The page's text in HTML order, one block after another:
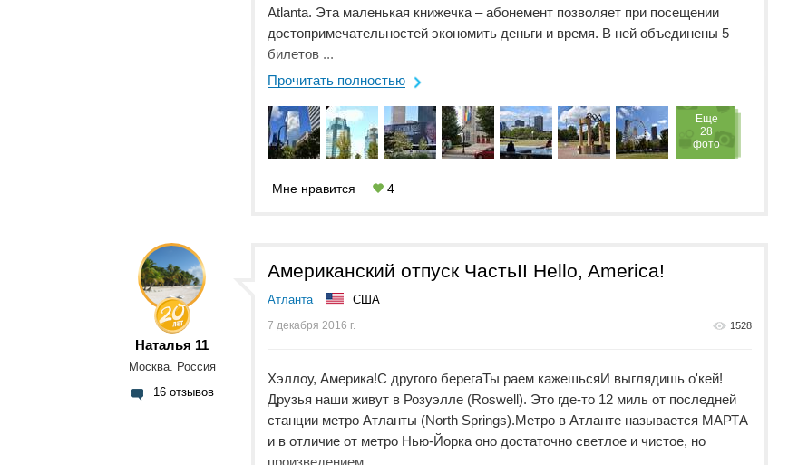
Atlanta. Эта маленькая книжечка – абонемент позволяет при посещении
достопримечательностей экономить деньги и время. В ней объединены 5
билетов ...
Прочитать полностью
Eще
28
фото
Мне нравится 4
Наталья 11
Москва. Россия
16 отзывов
Американский отпуск ЧастьII Hello, America!
Атланта США
7 декабря 2016 г. 1528
Хэллоу, Америка!С другого берегаТы раем кажешьсяИ выглядишь о'кей!
Друзья наши живут в Розуэлле (Roswell). Это где-то 12 миль от последней
станции метро Атланты (North Springs).Метро в Атланте называется МАРТА
и в отличие от метро Нью-Йорка оно достаточно светлое и чистое, но
произведением ...